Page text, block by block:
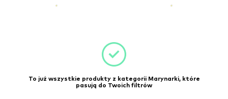
To już wszystkie produkty z kategorii Marynarki, które
pasują do Twoich filtrów